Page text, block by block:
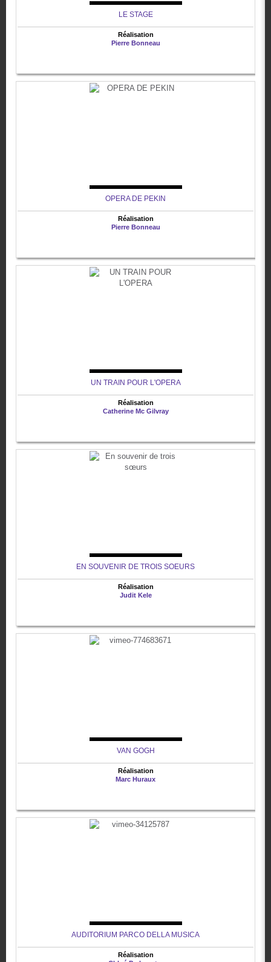
LE STAGE
Réalisation
Pierre Bonneau
OPERA DE PEKIN
Réalisation
Pierre Bonneau
UN TRAIN POUR L'OPERA
Réalisation
Catherine Mc Gilvray
EN SOUVENIR DE TROIS SOEURS
Réalisation
Judit Kele
VAN GOGH
Réalisation
Marc Huraux
AUDITORIUM PARCO DELLA MUSICA
Réalisation